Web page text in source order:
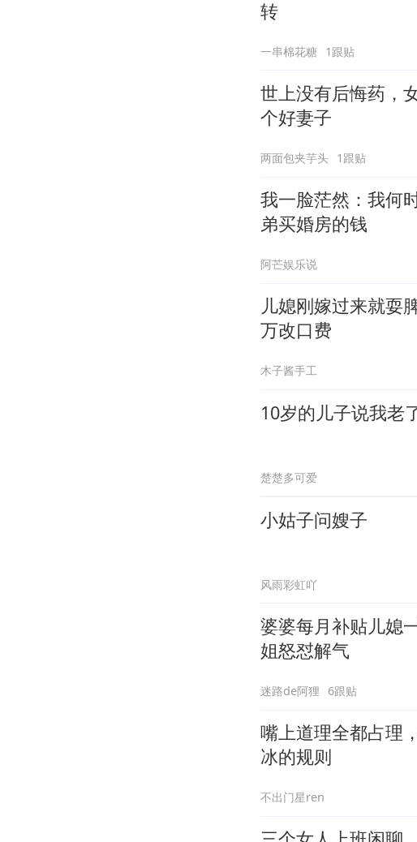
转
一串棉花糖 1跟贴
世上没有后悔药，
个好妻子
两面包夹芋头 1跟贴
我一脸茫然：我何
弟买婚房的钱
阿芒娱乐说
儿媳刚嫁过来就耍
万改口费
木子酱手工
10岁的儿子说我老
楚楚多可爱
小姑子问嫂子
风雨彩虹吖
婆婆每月补贴儿媳
姐怒怼解气
迷路de阿狸 6跟贴
嘴上道理全都占理
冰的规则
不出门星ren